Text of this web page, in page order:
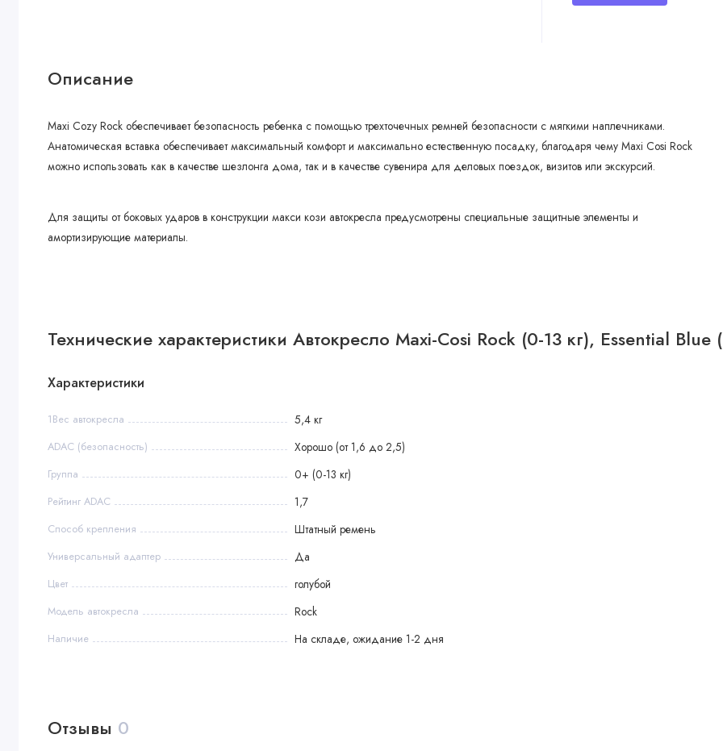
Описание
Maxi Cozy Rock обеспечивает безопасность ребенка с помощью трехточечных ремней безопасности с мягкими наплечниками.
Анатомическая вставка обеспечивает максимальный комфорт и максимально естественную посадку, благодаря чему Maxi Cosi Rock
можно использовать как в качестве шезлонга дома, так и в качестве сувенира для деловых поездок, визитов или экскурсий.
Для защиты от боковых ударов в конструкции макси кози автокресла предусмотрены специальные защитные элементы и
амортизирующие материалы.
Технические характеристики Автокресло Maxi-Cosi Rock (0-13 кг), Essential Blue
Характеристики
1Вес автокресла 5,4 кг
ADAC (безопасность) Хорошо (от 1,6 до 2,5)
Группа 0+ (0-13 кг)
Рейтинг ADAC 1,7
Способ крепления Штатный ремень
Универсальный адаптер Да
Цвет голубой
Модель автокресла Rock
Наличие На складе, ожидание 1-2 дня
Отзывы 0